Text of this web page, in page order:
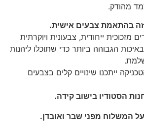
מהודק.
זה בהתאמת צבעים אישית.
מזכוכית ייחודית, צבעונית ויוקרתית
הגבוהה ביותר כדי שתוכלו ליהנות
ייתכנו שינויים קלים בצבעים
הסטודיו בישוב קידה.
המשלוח מפני שבר ואובדן.